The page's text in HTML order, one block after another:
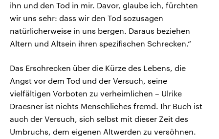
ihn und den Tod in mir. Davor, glaube ich, fürchten
wir uns sehr: dass wir den Tod sozusagen
natürlicherweise in uns bergen. Daraus beziehen
Altern und Altsein ihren spezifischen Schrecken.“
Das Erschrecken über die Kürze des Lebens, die
Angst vor dem Tod und der Versuch, seine
vielfältigen Vorboten zu verheimlichen – Ulrike
Draesner ist nichts Menschliches fremd. Ihr Buch ist
auch der Versuch, sich selbst mit dieser Zeit des
Umbruchs, dem eigenen Altwerden zu versöhnen.